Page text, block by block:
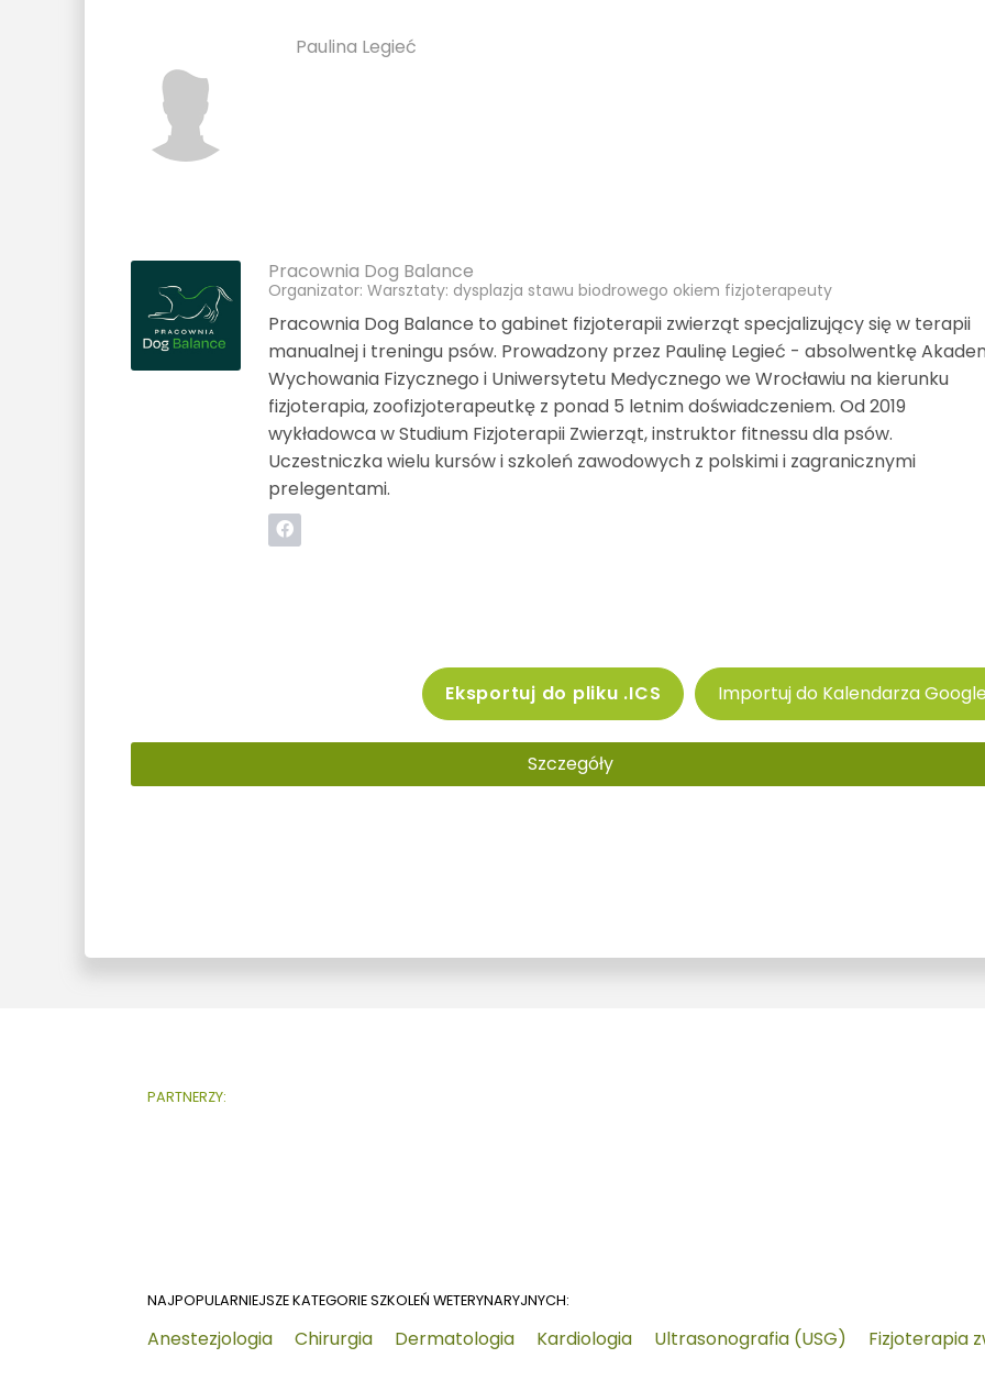
Paulina Legieć
Pracownia Dog Balance
Organizator: Warsztaty: dysplazja stawu biodrowego okiem fizjoterapeuty
Pracownia Dog Balance to gabinet fizjoterapii zwierząt specjalizujący się w terapii
manualnej i treningu psów. Prowadzony przez Paulinę Legieć - absolwentkę
Wychowania Fizycznego i Uniwersytetu Medycznego we Wrocławiu na kierunku
fizjoterapia, zoofizjoterapeutkę z ponad 5 letnim doświadczeniem. Od 2019
wykładowca w Studium Fizjoterapii Zwierząt, instruktor fitnessu dla psów.
Uczestniczka wielu kursów i szkoleń zawodowych z polskimi i zagranicznymi
prelegentami.
Eksportuj do pliku .ICS Importuj do Kalendarza
Szczegóły
PARTNERZY:
NAJPOPULARNIEJSZE KATEGORIE SZKOLEŃ WETERYNARYJNYCH:
Anestezjologia Chirurgia Dermatologia Kardiologia Ultrasonografia (USG) Fizjoterapia